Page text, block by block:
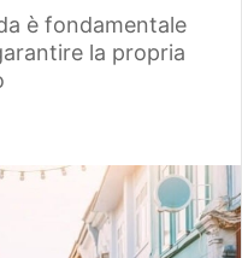
è fondamentale
la propria